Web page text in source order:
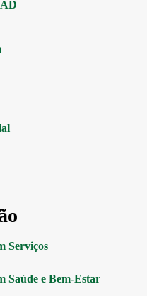
Serviços
Saúde e Bem-Estar